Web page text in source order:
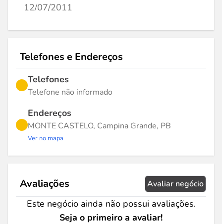
12/07/2011
Telefones e Endereços
Telefones
Telefone não informado
Endereços
MONTE CASTELO, Campina Grande, PB
Ver no mapa
Avaliações Avaliar negócio
Este negócio ainda não possui avaliações.
Seja o primeiro a avaliar!